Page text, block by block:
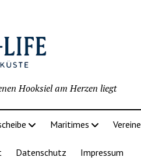
Hooksiel am Herzen liegt
Maritimes Vereine
Datenschutz Impressum